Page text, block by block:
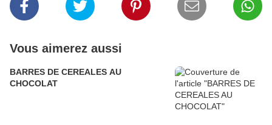
Vous aimerez aussi
BARRES DE CEREALES AU
CHOCOLAT